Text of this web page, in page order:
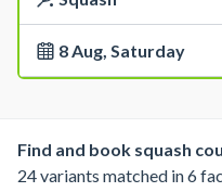
8 Aug, Saturday
Find and book squash
24 variants matched in 6